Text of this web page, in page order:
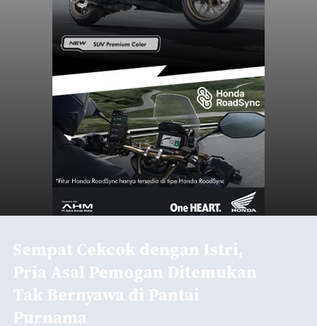
Sempat Cekcok dengan Istri,
Pria Asal Pemogan Ditemukan
Tak Bernyawa di Pantai
Purnama